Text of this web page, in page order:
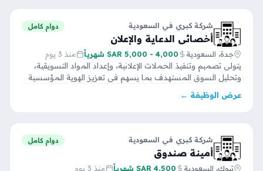
شركة كبري في السعودية
أخصائي الدعاية والإعلان
دوام كامل
جدة، السعودية 4,000 - 5,000 SAR شهرياً
منذ 3 يوم
يتولى تصميم وتنفيذ الحملات الإعلانية، وإعداد المواد التسويقية،
وتحليل السوق المستهدف بما يسهم في تعزيز الهوية المؤسسية
عرض الوظيفة ←
شركة كبري في السعودية
أمينة صندوق
دوام كامل
تبوك، السعودية 4,500 SAR شهرياً
منذ 3 يوم